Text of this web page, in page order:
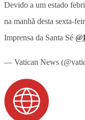
Devido a um estado
na manhã desta sexta-
Imprensa da Santa Sé
— Vatican News